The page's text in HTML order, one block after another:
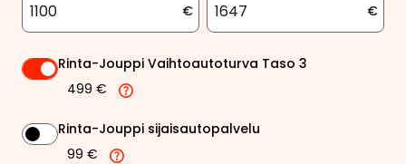
€
€
Rinta-Jouppi Vaihtoautoturva Taso 3
499 €
Rinta-Jouppi sijaisautopalvelu
99 €